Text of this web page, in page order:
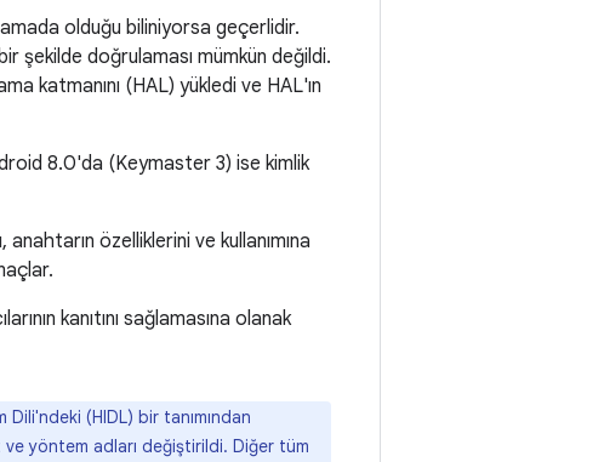
olduğu biliniyorsa geçerlidir.
şekilde doğrulaması mümkün değildi.
katmanını (HAL) yükledi ve HAL'ın
8.0'da (Keymaster 3) ise kimlik
özelliklerini ve kullanımına
kanıtını sağlamasına olanak
Dili'ndeki (HIDL) bir tanımından
yöntem adları değiştirildi. Diğer tüm